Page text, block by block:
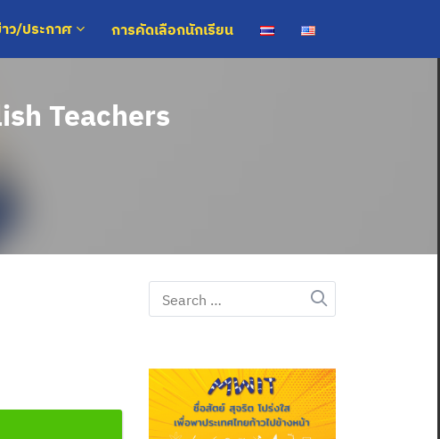
ว/ประกาศ การคัดเลือกนักเรียน
Teachers
Search
for: